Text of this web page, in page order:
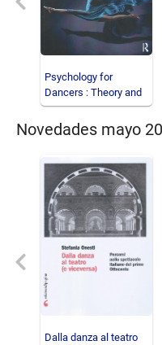
Previous
Psychology for
Dancers : Theory and
Practice to Fulfil Your
Novedades mayo
Previous
Dalla danza al teatro